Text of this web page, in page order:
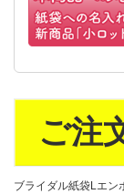
ご注
ブライダル紙袋Lエ